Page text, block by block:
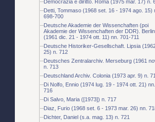
Democrazia e diritto. Roma (1975 mar. 17) n.
Detti, Tommaso (1968 set. 16 - 1974 ago. 15)
698-700
Deutsche Akademie der Wissenchaften (poi
Akademie der Wissenchaften der DDR).
(1961 dic. 21 - 1974 ott. 11) nn. 701-711
Deutsche Historiker-Gesellschaft. Lipsia
25) n. 712
Deutsches Zentralarchiv. Merseburg (1961
n. 713
Deutschland Archiv. Colonia (1973 apr. 9) n.
Di Nolfo, Ennio (1974 lug. 19 - 1974 ott. 21)
716
Di Salvo, Maria ([1973]) n. 717
Diaz, Furio (1968 set. 6 - 1973 mar. 26) nn.
Dichter, Daniel (s.a. mag. 13) n. 721